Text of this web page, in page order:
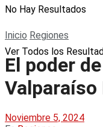
No Hay Resultados
Ver Todos los
Inicio Regiones
El poder
Valparaíso
Noviembre 5, 2024